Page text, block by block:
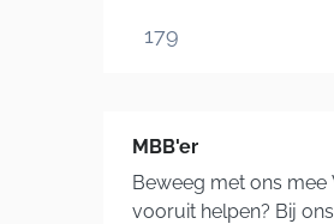
179
MBB'er
Beweeg met ons mee
vooruit helpen? Bij